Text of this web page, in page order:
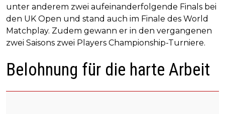
unter anderem zwei aufeinanderfolgende Finals bei
den UK Open und stand auch im Finale des World
Matchplay. Zudem gewann er in den vergangenen
zwei Saisons zwei Players Championship-Turniere.
Belohnung für die harte Arbeit